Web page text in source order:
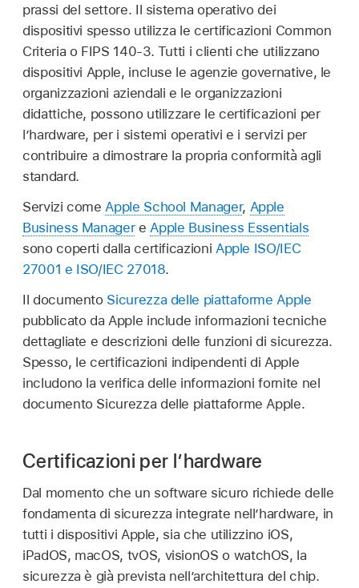
prassi del settore. Il sistema operativo dei
dispositivi spesso utilizza le certificazioni Common
Criteria o FIPS 140-3. Tutti i clienti che utilizzano
dispositivi Apple, incluse le agenzie governative, le
organizzazioni aziendali e le organizzazioni
didattiche, possono utilizzare le certificazioni per
l’hardware, per i sistemi operativi e i servizi per
contribuire a dimostrare la propria conformità agli
standard.
Servizi come Apple School Manager, Apple
Business Managere Apple Business Essentials
sono coperti dalla certificazioni Apple ISO/IEC
27001 e ISO/IEC 27018.
Il documento Sicurezza delle piattaforme Apple
pubblicato da Apple include informazioni tecniche
dettagliate e descrizioni delle funzioni di sicurezza.
Spesso, le certificazioni indipendenti di Apple
includono la verifica delle informazioni fornite nel
documento Sicurezza delle piattaforme Apple.
Certificazioni per l’hardware
Dal momento che un software sicuro richiede delle
fondamenta di sicurezza integrate nell’hardware, in
tutti i dispositivi Apple, sia che utilizzino iOS,
iPadOS, macOS, tvOS, visionOS o watchOS, la
sicurezza è già prevista nell’architettura del chip.